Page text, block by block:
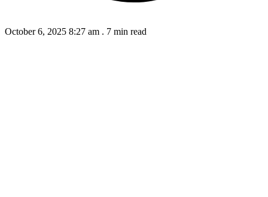
October 6, 2025 8:27 am . 7 min read